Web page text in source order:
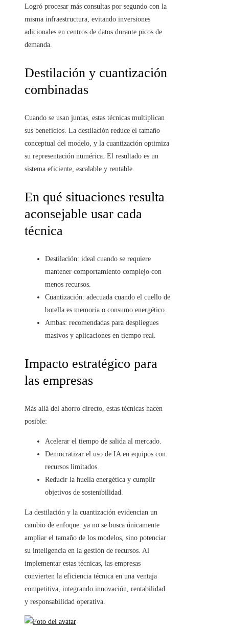
Logró procesar más consultas por segundo con la
misma infraestructura, evitando inversiones
adicionales en centros de datos durante picos de
demanda.
Destilación y cuantización
combinadas
Cuando se usan juntas, estas técnicas multiplican
sus beneficios. La destilación reduce el tamaño
conceptual del modelo, y la cuantización optimiza
su representación numérica. El resultado es un
sistema eficiente, escalable y rentable.
En qué situaciones resulta
aconsejable usar cada
técnica
Destilación: ideal cuando se requiere
mantener comportamiento complejo con
menos recursos.
Cuantización: adecuada cuando el cuello de
botella es memoria o consumo energético.
Ambas: recomendadas para despliegues
masivos y aplicaciones en tiempo real.
Impacto estratégico para
las empresas
Más allá del ahorro directo, estas técnicas hacen
posible:
Acelerar el tiempo de salida al mercado.
Democratizar el uso de IA en equipos con
recursos limitados.
Reducir la huella energética y cumplir
objetivos de sostenibilidad.
La destilación y la cuantización evidencian un
cambio de enfoque: ya no se busca únicamente
ampliar el tamaño de los modelos, sino potenciar
su inteligencia en la gestión de recursos. Al
implementar estas técnicas, las empresas
convierten la eficiencia técnica en una ventaja
competitiva, integrando innovación, rentabilidad
y responsabilidad operativa.